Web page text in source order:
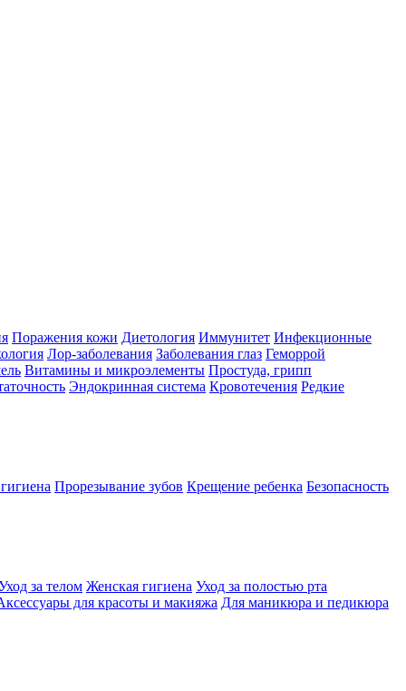
Поражения кожи Диетология Иммунитет Инфекционные
Лор-заболевания Заболевания глаз Геморрой
Витамины и микроэлементы Простуда, грипп
Эндокринная система Кровотечения Редкие
Прорезывание зубов Крещение ребенка Безопасность
за телом Женская гигиена Уход за полостью рта
для красоты и макияжа Для маникюра и педикюра